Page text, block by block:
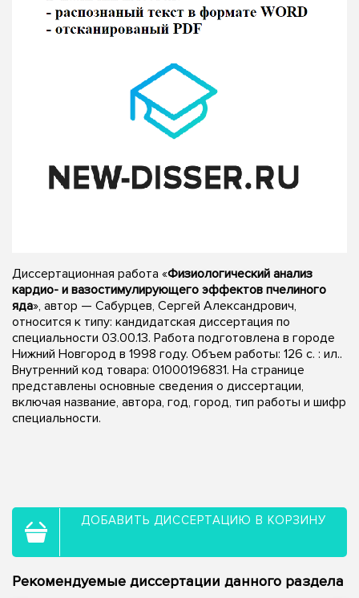
Диссертационная работа «Физиологический анализ
кардио- и вазостимулирующего эффектов пчелиного
яда», автор — Сабурцев, Сергей Александрович,
относится к типу: кандидатская диссертация по
специальности 03.00.13. Работа подготовлена в городе
Нижний Новгород в 1998 году. Объем работы: 126 с. : ил..
Внутренний код товара: 01000196831. На странице
представлены основные сведения о диссертации,
включая название, автора, год, город, тип работы и шифр
специальности.
ДОБАВИТЬ ДИССЕРТАЦИЮ В КОРЗИНУ
Рекомендуемые диссертации данного раздела